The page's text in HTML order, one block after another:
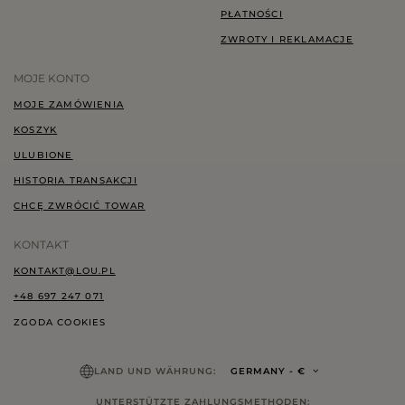
PŁATNOŚCI
ZWROTY I REKLAMACJE
MOJE KONTO
MOJE ZAMÓWIENIA
KOSZYK
ULUBIONE
HISTORIA TRANSAKCJI
CHCĘ ZWRÓCIĆ TOWAR
KONTAKT
KONTAKT@LOU.PL
+48 697 247 071
ZGODA COOKIES
LAND UND WÄHRUNG: GERMANY - €
UNTERSTÜTZTE ZAHLUNGSMETHODEN: